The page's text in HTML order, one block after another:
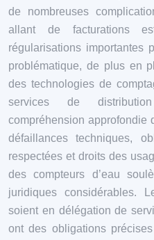
de nombreuses
allant de facturations
régularisations importantes
problématique, de plus en
des technologies de
services de
compréhension approfondie
défaillances techniques,
respectées et droits des
des compteurs d’eau
juridiques considérables.
soient en délégation de
ont des obligations